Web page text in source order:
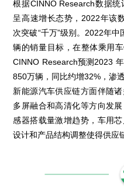
根据CINNO Research数据
呈高速增长态势，2022年该
次突破“千万”级别。2022年
辆的销量目标，在整体乘用
CINNO Research预测2023
850万辆，同比约增32%，渗
新能源汽车供应链方面伴随
多屏融合和高清化等方向发
感器搭载量激增趋势，车用
设计和产品结构调整使得供应